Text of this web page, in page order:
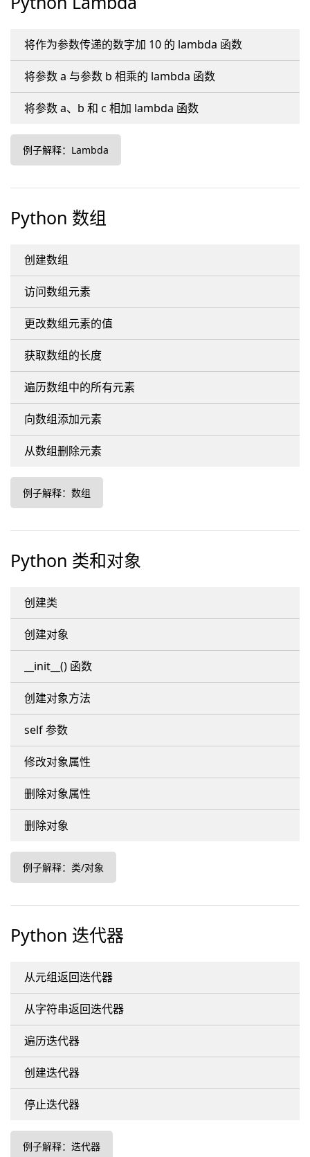
将作为参数传递的数字加 10 的 lambda 函数
将参数 a 与参数 b 相乘的 lambda 函数
将参数 a、b 和 c 相加 lambda 函数
例子解释：Lambda
Python 数组
创建数组
访问数组元素
更改数组元素的值
获取数组的长度
遍历数组中的所有元素
向数组添加元素
从数组删除元素
例子解释：数组
Python 类和对象
创建类
创建对象
__init__() 函数
创建对象方法
self 参数
修改对象属性
删除对象属性
删除对象
例子解释：类/对象
Python 迭代器
从元组返回迭代器
从字符串返回迭代器
遍历迭代器
创建迭代器
停止迭代器
例子解释：迭代器